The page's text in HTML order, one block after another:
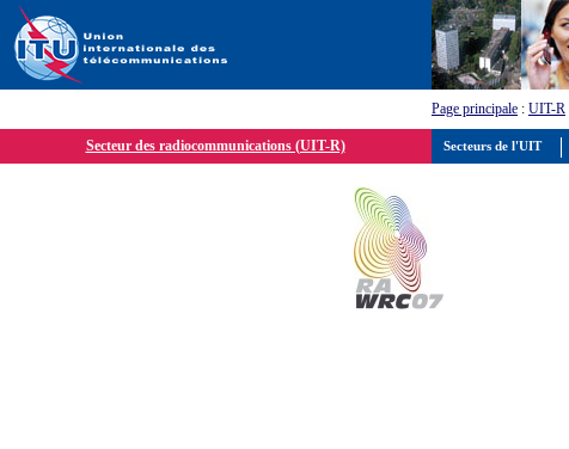
Page principale : UIT-R
Secteur des radiocommunications (UIT-R) Secteurs de l'UIT